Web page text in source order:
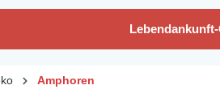
Amphoren